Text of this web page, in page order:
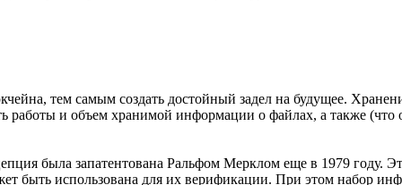
тем самым создать достойный задел на будущее.
и объем хранимой информации о файлах, а также (что
была запатентована Ральфом Мерклом еще в 1979 году.
быть использована для их верификации. При этом набор